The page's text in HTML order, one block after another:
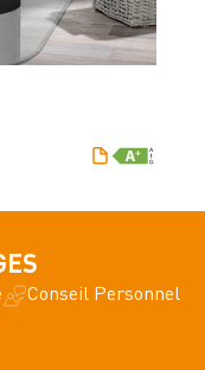
Conseil Personnel